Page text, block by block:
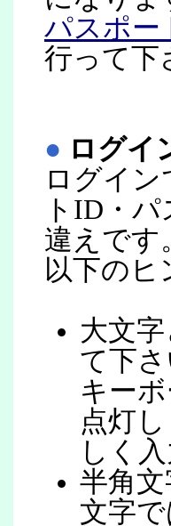
パスポー
行って下
● ログイ
ログイ
トID・
違えです
以下のヒ
大文
て下
キー
点灯
しく
半角
文字